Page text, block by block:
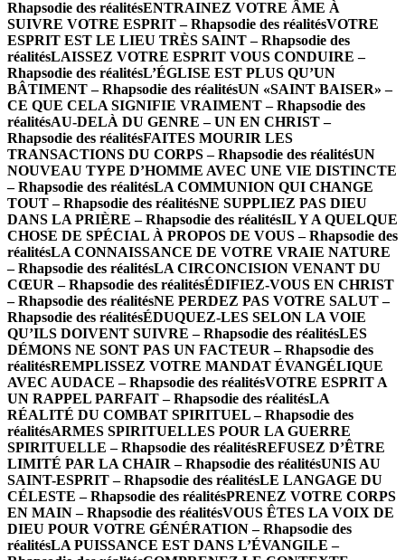
Rhapsodie des réalitésENTRAINEZ VOTRE ÂME À
SUIVRE VOTRE ESPRIT – Rhapsodie des réalitésVOTRE
ESPRIT EST LE LIEU TRÈS SAINT – Rhapsodie des
réalitésLAISSEZ VOTRE ESPRIT VOUS CONDUIRE –
Rhapsodie des réalitésL’ÉGLISE EST PLUS QU’UN
BÂTIMENT – Rhapsodie des réalitésUN «SAINT BAISER» –
CE QUE CELA SIGNIFIE VRAIMENT – Rhapsodie des
réalitésAU-DELÀ DU GENRE – UN EN CHRIST –
Rhapsodie des réalitésFAITES MOURIR LES
TRANSACTIONS DU CORPS – Rhapsodie des réalitésUN
NOUVEAU TYPE D’HOMME AVEC UNE VIE DISTINCTE
– Rhapsodie des réalitésLA COMMUNION QUI CHANGE
TOUT – Rhapsodie des réalitésNE SUPPLIEZ PAS DIEU
DANS LA PRIÈRE – Rhapsodie des réalitésIL Y A QUELQUE
CHOSE DE SPÉCIAL À PROPOS DE VOUS – Rhapsodie des
réalitésLA CONNAISSANCE DE VOTRE VRAIE NATURE
– Rhapsodie des réalitésLA CIRCONCISION VENANT DU
CŒUR – Rhapsodie des réalitésÉDIFIEZ-VOUS EN CHRIST
– Rhapsodie des réalitésNE PERDEZ PAS VOTRE SALUT –
Rhapsodie des réalitésÉDUQUEZ-LES SELON LA VOIE
QU’ILS DOIVENT SUIVRE – Rhapsodie des réalitésLES
DÉMONS NE SONT PAS UN FACTEUR – Rhapsodie des
réalitésREMPLISSEZ VOTRE MANDAT ÉVANGÉLIQUE
AVEC AUDACE – Rhapsodie des réalitésVOTRE ESPRIT A
UN RAPPEL PARFAIT – Rhapsodie des réalitésLA
RÉALITÉ DU COMBAT SPIRITUEL – Rhapsodie des
réalitésARMES SPIRITUELLES POUR LA GUERRE
SPIRITUELLE – Rhapsodie des réalitésREFUSEZ D’ÊTRE
LIMITÉ PAR LA CHAIR – Rhapsodie des réalitésUNIS AU
SAINT-ESPRIT – Rhapsodie des réalitésLE LANGAGE DU
CÉLESTE – Rhapsodie des réalitésPRENEZ VOTRE CORPS
EN MAIN – Rhapsodie des réalitésVOUS ÊTES LA VOIX DE
DIEU POUR VOTRE GÉNÉRATION – Rhapsodie des
réalitésLA PUISSANCE EST DANS L’ÉVANGILE –